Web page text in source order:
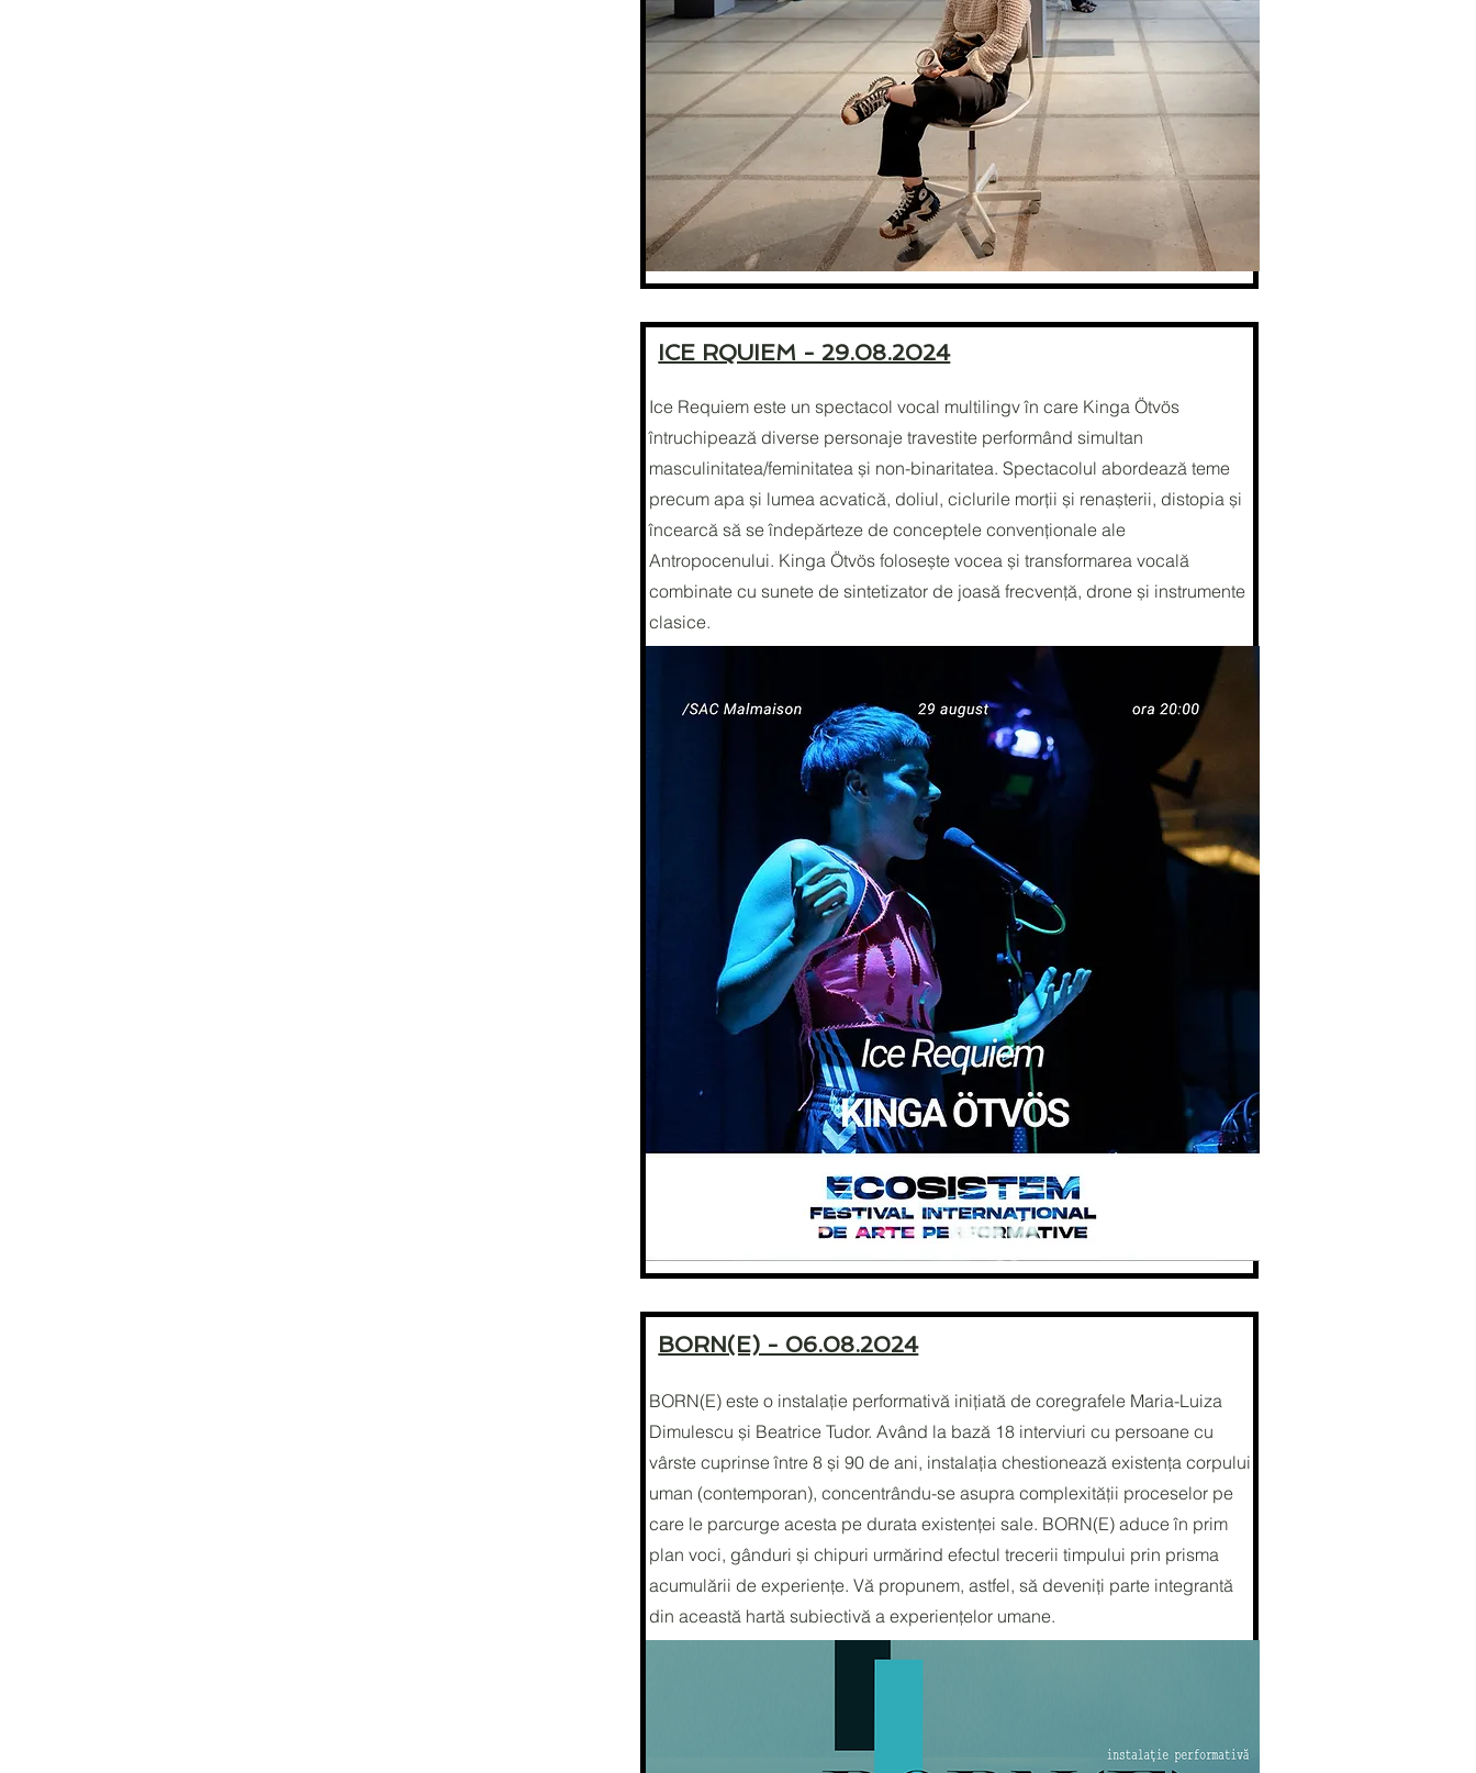
ICE RQUIEM - 29.08.2024
Ice Requiem este un spectacol vocal multilingv în care Kinga Ötvös
întruchipează diverse personaje travestite performând simultan
masculinitatea/feminitatea și non-binaritatea. Spectacolul abordează teme
precum apa și lumea acvatică, doliul, ciclurile morții și renașterii, distopia și
încearcă să se îndepărteze de conceptele convenționale ale
Antropocenului. Kinga Ötvös folosește vocea și transformarea vocală
combinate cu sunete de sintetizator de joasă frecvență, drone și instrumente
clasice.
BORN(E) - 06.08.2024
BORN(E) este o instalație performativă inițiată de coregrafele Maria-Luiza
Dimulescu și Beatrice Tudor. Având la bază 18 interviuri cu persoane cu
vârste cuprinse între 8 și 90 de ani, instalația chestionează existența corpului
uman (contemporan), concentrându-se asupra complexității proceselor pe
care le parcurge acesta pe durata existenței sale. BORN(E) aduce în prim
plan voci, gânduri și chipuri urmărind efectul trecerii timpului prin prisma
acumulării de experiențe. Vă propunem, astfel, să deveniți parte integrantă
din această hartă subiectivă a experiențelor umane.